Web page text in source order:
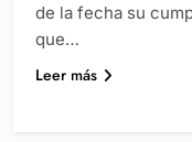
de la fecha su
que…
Leer más